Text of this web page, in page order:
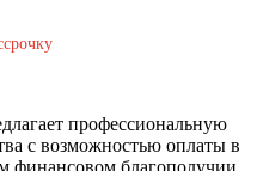
профессиональную
с возможностью оплаты в
финансовом благополучии